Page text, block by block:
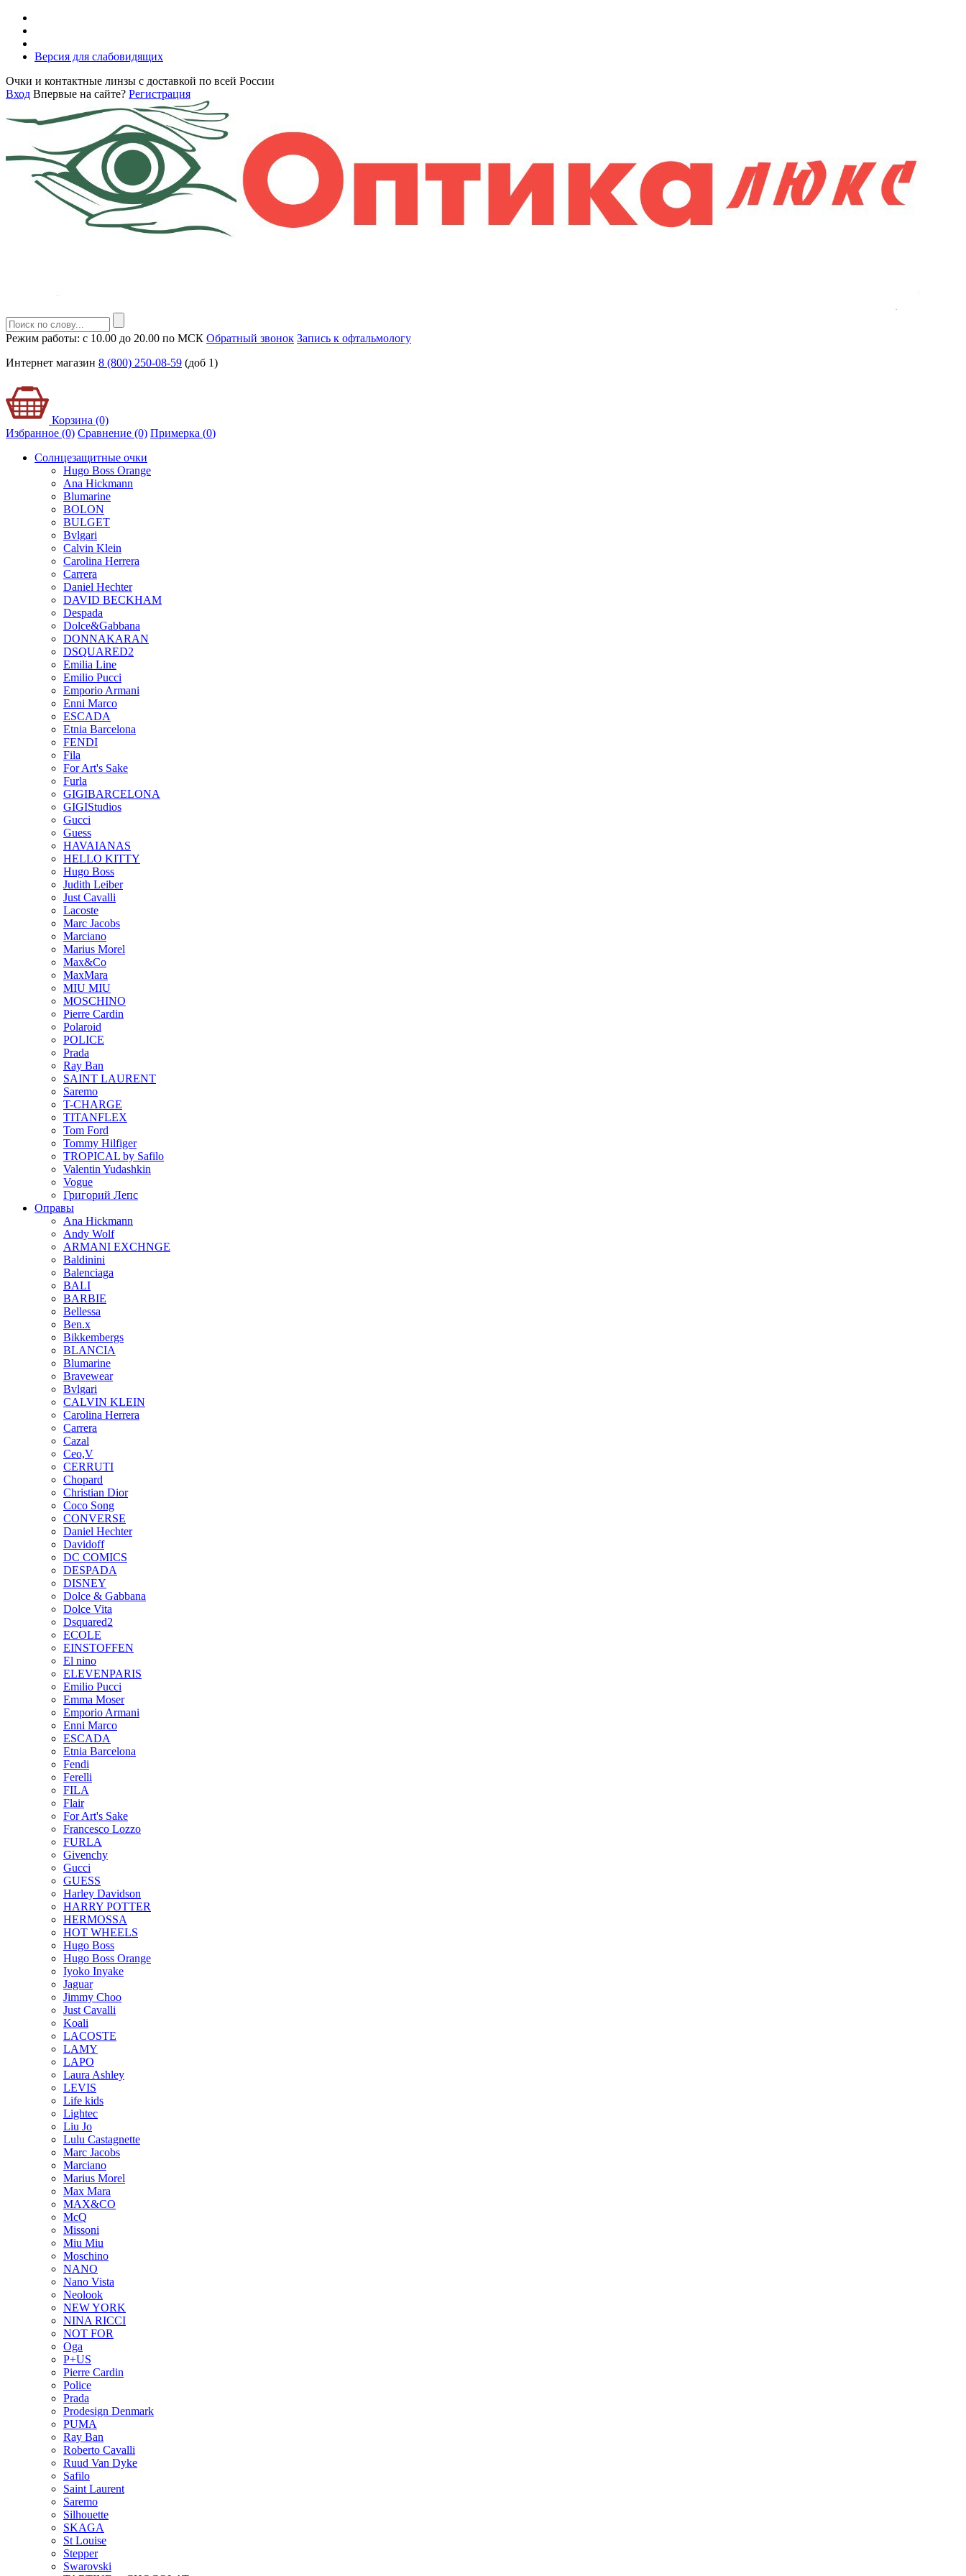
Версия для слабовидящих
Очки и контактные линзы с доставкой по всей России
Вход Впервые на сайте? Регистрация
Режим работы: с 10.00 до 20.00 по МСК Обратный звонок Запись к офтальмологу
Интернет магазин 8 (800) 250-08-59 (доб 1)
Корзина (0)
Избранное (0) Сравнение (0) Примерка (0)
Солнцезащитные очки
Hugo Boss Orange
Ana Hickmann
Blumarine
BOLON
BULGET
Bvlgari
Calvin Klein
Carolina Herrera
Carrera
Daniel Hechter
DAVID BECKHAM
Despada
Dolce&Gabbana
DONNAKARAN
DSQUARED2
Emilia Line
Emilio Pucci
Emporio Armani
Enni Marco
ESCADA
Etnia Barcelona
FENDI
Fila
For Art's Sake
Furla
GIGIBARCELONA
GIGIStudios
Gucci
Guess
HAVAIANAS
HELLO KITTY
Hugo Boss
Judith Leiber
Just Cavalli
Lacoste
Marc Jacobs
Marciano
Marius Morel
Max&Co
MaxMara
MIU MIU
MOSCHINO
Pierre Cardin
Polaroid
POLICE
Prada
Ray Ban
SAINT LAURENT
Saremo
T-CHARGE
TITANFLEX
Tom Ford
Tommy Hilfiger
TROPICAL by Safilo
Valentin Yudashkin
Vogue
Григорий Лепс
Оправы
Ana Hickmann
Andy Wolf
ARMANI EXCHNGE
Baldinini
Balenciaga
BALI
BARBIE
Bellessa
Ben.x
Bikkembergs
BLANCIA
Blumarine
Bravewear
Bvlgari
CALVIN KLEIN
Carolina Herrera
Carrera
Cazal
Ceo,V
CERRUTI
Chopard
Christian Dior
Coco Song
CONVERSE
Daniel Hechter
Davidoff
DC COMICS
DESPADA
DISNEY
Dolce & Gabbana
Dolce Vita
Dsquared2
ECOLE
EINSTOFFEN
El nino
ELEVENPARIS
Emilio Pucci
Emma Moser
Emporio Armani
Enni Marco
ESCADA
Etnia Barcelona
Fendi
Ferelli
FILA
Flair
For Art's Sake
Francesco Lozzo
FURLA
Givenchy
Gucci
GUESS
Harley Davidson
HARRY POTTER
HERMOSSA
HOT WHEELS
Hugo Boss
Hugo Boss Orange
Iyoko Inyake
Jaguar
Jimmy Choo
Just Cavalli
Koali
LACOSTE
LAMY
LAPO
Laura Ashley
LEVIS
Life kids
Lightec
Liu Jo
Lulu Castagnette
Marc Jacobs
Marciano
Marius Morel
Max Mara
MAX&CO
McQ
Missoni
Miu Miu
Moschino
NANO
Nano Vista
Neolook
NEW YORK
NINA RICCI
NOT FOR
Oga
P+US
Pierre Cardin
Police
Prada
Prodesign Denmark
PUMA
Ray Ban
Roberto Cavalli
Ruud Van Dyke
Safilo
Saint Laurent
Saremo
Silhouette
SKAGA
St Louise
Stepper
Swarovski